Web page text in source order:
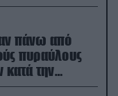
πάνω από
πυραύλους
κατά την